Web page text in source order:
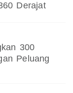
Derajat
300
Peluang